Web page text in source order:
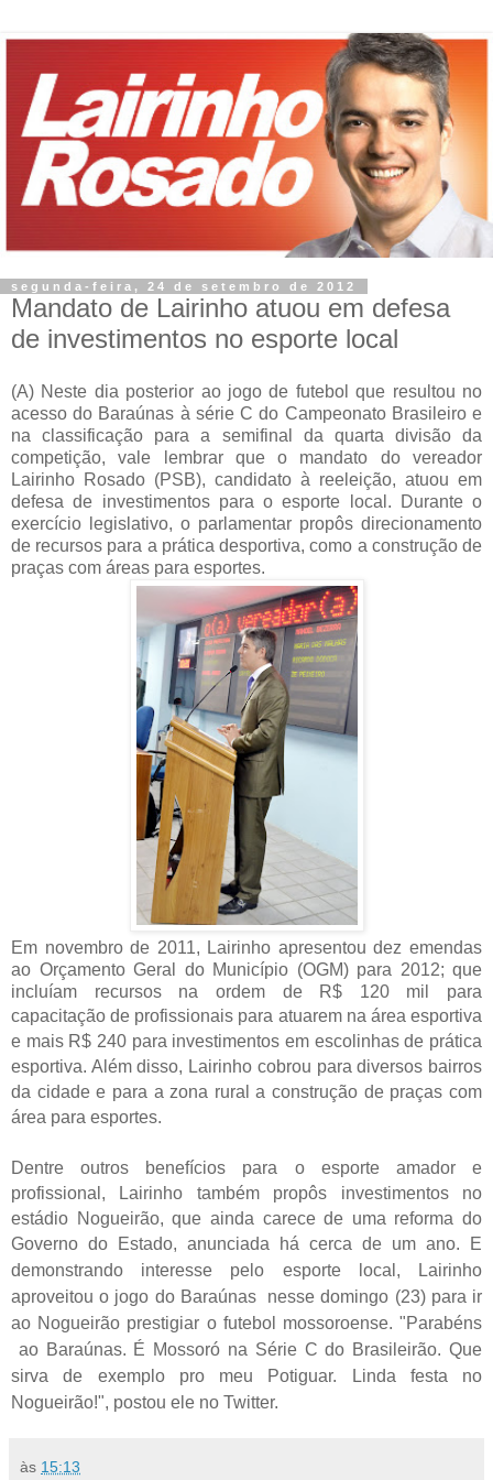
segunda-feira, 24 de setembro de 2012
Mandato de Lairinho atuou em defesa
de investimentos no esporte local
(A) Neste dia posterior ao jogo de futebol que resultou no
acesso do Baraúnas à série C do Campeonato Brasileiro e
na classificação para a semifinal da quarta divisão da
competição, vale lembrar que o mandato do vereador
Lairinho Rosado (PSB), candidato à reeleição, atuou em
defesa de investimentos para o esporte local. Durante o
exercício legislativo, o parlamentar propôs direcionamento
de recursos para a prática desportiva, como a construção de
praças com áreas para esportes.
Em novembro de 2011, Lairinho apresentou dez emendas
ao Orçamento Geral do Município (OGM) para 2012; que
incluíam recursos na ordem de R$ 120 mil para
capacitaçãode profissionais para atuarem na área esportiva
e mais R$ 240 para investimentos em escolinhas de prática
esportiva. Além disso, Lairinho cobrou para diversos bairros
da cidade e para a zona rural a construção de praças com
área para esportes.
Dentre outros benefícios para o esporte amador e
profissional, Lairinho também propôs investimentos no
estádio Nogueirão, que ainda carece de uma reforma do
Governo do Estado, anunciada há cerca de um ano.
E
demonstrando interesse pelo esporte local, Lairinho
aproveitou o jogo do Baraúnas nesse domingo (23) para ir
ao Nogueirão prestigiar o futebol mossoroense. "Parabéns
ao Baraúnas. É Mossoró na Série C do Brasileirão. Que
sirva de exemplo pro meu Potiguar. Linda festa no
Nogueirão!", postou ele no Twitter.
às 15:13